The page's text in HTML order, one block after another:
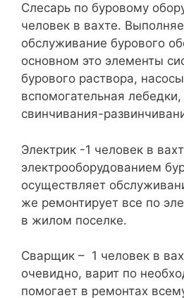
Слесарь по буровому
человек в вахте.
обслуживание бурового
основном это элементы
бурового раствора,
вспомогательная
свинчивания-
Электрик -1 человек в
электрооборудованием
осуществляет
же ремонтирует все по
в жилом поселке.
Сварщик – 1 человек в
очевидно, варит по
помогает в ремонтах